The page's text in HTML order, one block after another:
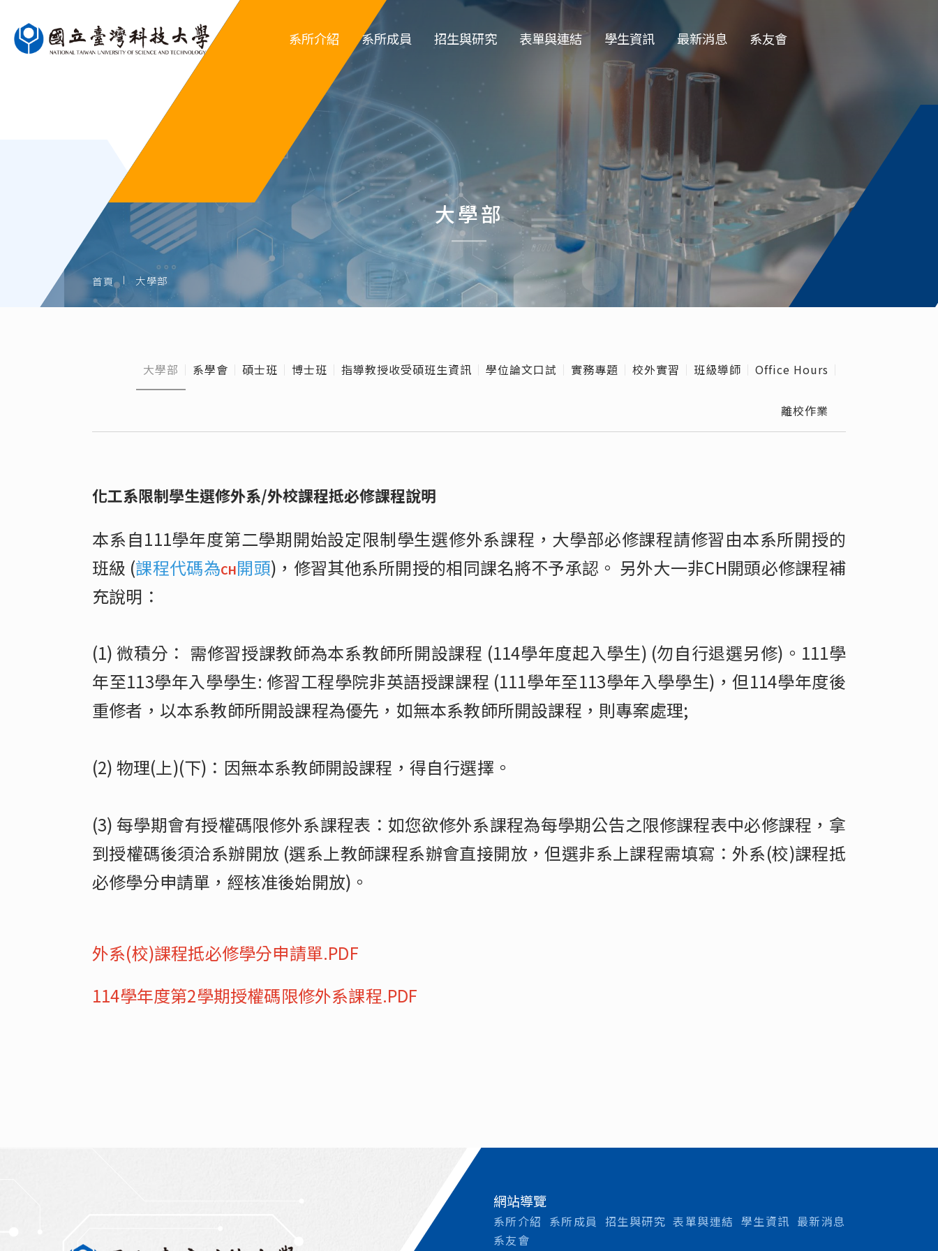
系所介紹
簡介
系徽
行政組織
系所沿革
歷屆系主任
歷屆系傑出校友名
單
系所成員
專案教師
職員
退休教師
名譽教授
榮譽講座教授
招生與研究
特色實驗室
儀器租借
環安衛資訊
高中職生園地
化工營
表單與連結
教職員登入
學生資訊
大學部
系學會
碩士班
博士班
指導教授收受碩班
生資訊
學位論文口試
碩士班口試作業流
實務專題
班級導師
離校作業
最新消息
榮譽榜
演講公告
活動花絮
獎學金公告
系友會
大學部
首頁 大學部
大學部 系學會 碩士班 博士班 指導教授收受碩班生資訊 學位論文口試 實務專題 校外實習 班級導師 Office Hours
離校作業
化工系限制學生選修外系/外校課程抵必修課程說明
本系自111學年度第二學期開始設定限制學生選修外系課程，大學部必修課程請修習由本系所開授的
班級 (課程代碼為CH開頭)，修習其他系所開授的相同課名將不予承認。 另外大一非CH開頭必修課程補
充說明：
(1) 微積分： 需修習授課教師為本系教師所開設課程 (114學年度起入學生) (勿自行退選另修)。111學
年至113學年入學學生: 修習工程學院非英語授課課程 (111學年至113學年入學學生)，但114學年度後
重修者，以本系教師所開設課程為優先，如無本系教師所開設課程，則專案處理;
(2) 物理(上)(下)：因無本系教師開設課程，得自行選擇。
(3) 每學期會有授權碼限修外系課程表：如您欲修外系課程為每學期公告之限修課程表中必修課程，拿
到授權碼後須洽系辦開放 (選系上教師課程系辦會直接開放，但選非系上課程需填寫：外系(校)課程抵
必修學分申請單，經核准後始開放)。
外系(校)課程抵必修學分申請單.PDF
114學年度第2學期授權碼限修外系課程.PDF
網站導覽
系所介紹 系所成員 招生與研究 表單與連結 學生資訊 最新消息
系友會